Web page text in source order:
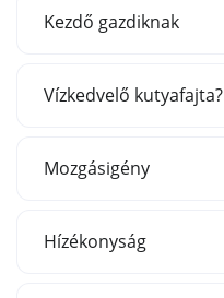
Kezdő gazdiknak
Vízkedvelő kutyafajta?
Mozgásigény
Hízékonyság